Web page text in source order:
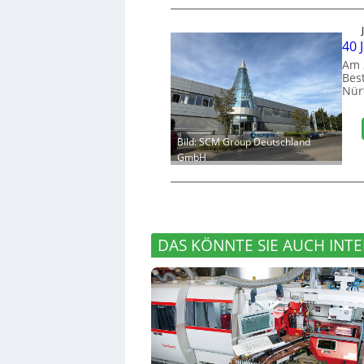
Bild: SCM Group Deutschland
GmbH
40
Am
DAS KÖNNTE SIE AUCH